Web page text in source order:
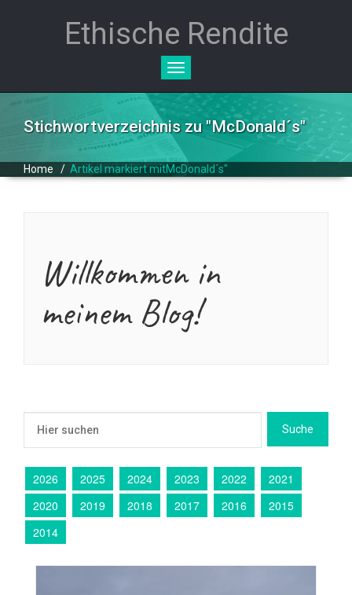
Ethische Rendite
Toggle
Stichwortverzeichnis zu "McDonald´s"
Home / Artikel markiert mitMcDonald´s"
Willkommen in
meinem Blog!
2026 2025 2024 2023 2022
2021
2020
2019 2018 2017 2016
2015
2014